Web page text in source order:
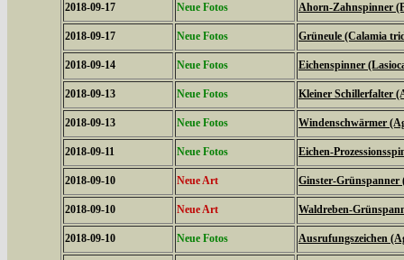
2018-09-17 Neue Fotos Ahorn-Zahnspinner
2018-09-17 Neue Fotos Grüneule (Calamia
2018-09-14 Neue Fotos Eichenspinner
2018-09-13 Neue Fotos Kleiner Schillerfalter
2018-09-13 Neue Fotos Windenschwärmer
2018-09-11 Neue Fotos Eichen-
2018-09-10 Neue Art Ginster-Grünspanner
2018-09-10 Neue Art Waldreben-
2018-09-10 Neue Fotos Ausrufungszeichen